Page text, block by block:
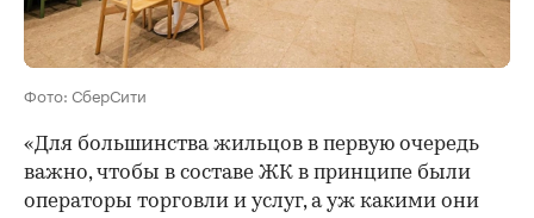
Фото: СберСити
«Для большинства жильцов в первую очередь
важно, чтобы в составе ЖК в принципе были
операторы торговли и услуг, а уж какими они